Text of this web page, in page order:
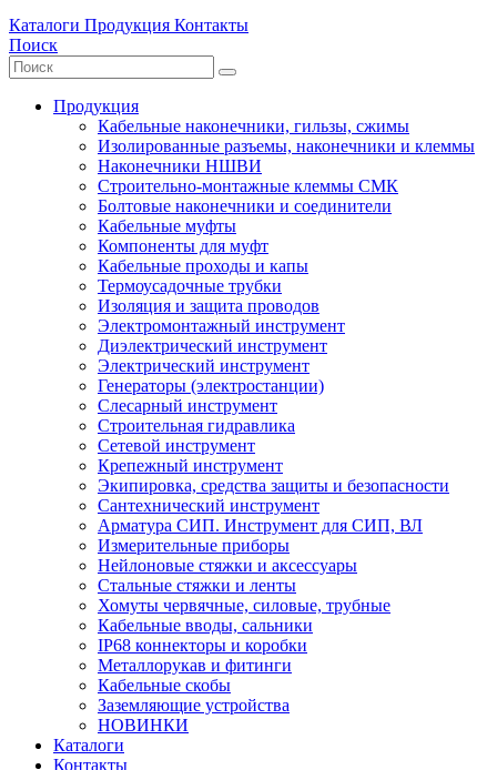
Каталоги Продукция Контакты
Поиск
Продукция
Кабельные наконечники, гильзы, сжимы
Изолированные разъемы, наконечники и клеммы
Наконечники НШВИ
Строительно-монтажные клеммы СМК
Болтовые наконечники и соединители
Кабельные муфты
Компоненты для муфт
Кабельные проходы и капы
Термоусадочные трубки
Изоляция и защита проводов
Электромонтажный инструмент
Диэлектрический инструмент
Электрический инструмент
Генераторы (электростанции)
Слесарный инструмент
Строительная гидравлика
Сетевой инструмент
Крепежный инструмент
Экипировка, средства защиты и безопасности
Сантехнический инструмент
Арматура СИП. Инструмент для СИП, ВЛ
Измерительные приборы
Нейлоновые стяжки и аксессуары
Стальные стяжки и ленты
Хомуты червячные, силовые, трубные
Кабельные вводы, сальники
IP68 коннекторы и коробки
Металлорукав и фитинги
Кабельные скобы
Заземляющие устройства
НОВИНКИ
Каталоги
Контакты